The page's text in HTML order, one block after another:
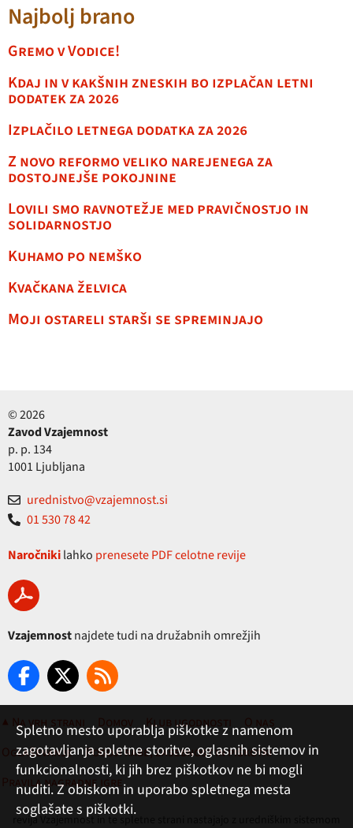
Najbolj brano
Gremo v Vodice!
Kdaj in v kakšnih zneskih bo izplačan letni
dodatek za 2026
Izplačilo letnega dodatka za 2026
Z novo reformo veliko narejenega za
dostojnejše pokojnine
Lovili smo ravnotežje med pravičnostjo in
solidarnostjo
Kuhamo po nemško
Kvačkana želvica
Moji ostareli starši se spreminjajo
© 2026
Zavod Vzajemnost
p. p. 134
1001 Ljubljana
urednistvo@vzajemnost.si
01 530 78 42
Naročnikilahko prenesete PDF celotne revije
Vzajemnostnajdete tudi na družabnih omrežjih
▲ Na vrh strani Domov Klub ugodnosti
O nas
Oglaševanje
Pogoji rabe, zasebnost in piškotki
Pravila nagradne igre
revija Vzajemnost in te spletne strani nastajajo z uredniškim sistemom
Spletno mesto uporablja piškotke z namenom
zagotavljanja spletne storitve, oglasnih sistemov in
funkcionalnosti, ki jih brez piškotkov ne bi mogli
nuditi. Z obiskom in uporabo spletnega mesta
soglašate s piškotki.